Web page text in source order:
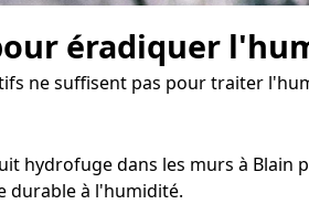
éradiquer
ne suffisent pas pour traiter
hydrofuge dans les murs à
durable à l'humidité.